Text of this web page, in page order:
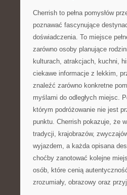
Cherrish to pełna pomysłów
poznawać fascynujące
doświadczenia. To miejsce
zarówno osoby planujące
kulturach, atrakcjach, kuchni,
ciekawe informacje z lekkim,
znaleźć zarówno konkretne
myślami do odległych miejsc.
którym podróżowanie nie jest
punktu. Cherrish pokazuje, że
tradycji, krajobrazów,
wyjazdem, a każda opisana
choćby zanotować kolejne
osób, które cenią
zrozumiały, obrazowy oraz